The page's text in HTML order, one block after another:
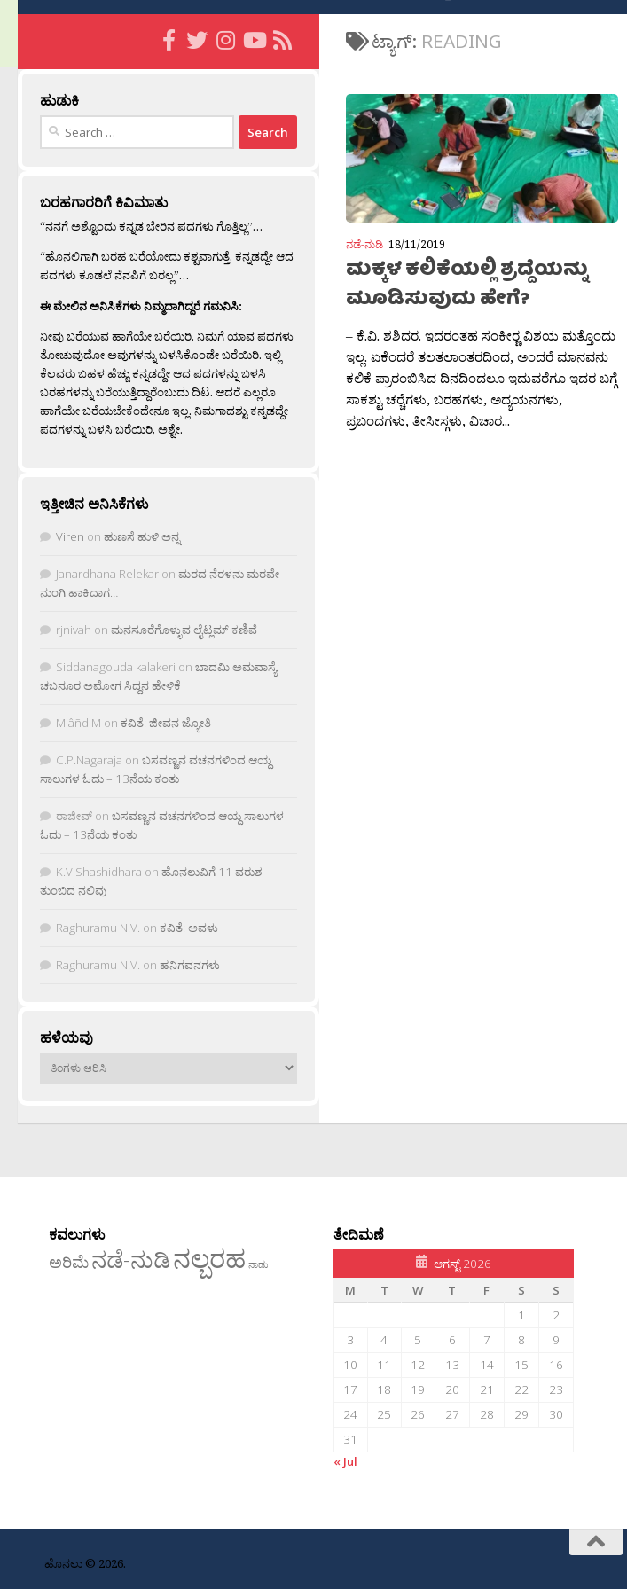
ಟ್ಯಾಗ್: READING
ನಡೆ-ನುಡಿ 18/11/2019
ಮಕ್ಕಳ ಕಲಿಕೆಯಲ್ಲಿ ಶ್ರದ್ದೆಯನ್ನು
ಮೂಡಿಸುವುದು ಹೇಗೆ?
– ಕೆ.ವಿ. ಶಶಿದರ. ಇದರಂತಹ ಸಂಕೀರ‍್ಣ ವಿಶಯ ಮತ್ತೊಂದು
ಇಲ್ಲ. ಏಕೆಂದರೆ ತಲತಲಾಂತರದಿಂದ, ಅಂದರೆ ಮಾನವನು
ಕಲಿಕೆ ಪ್ರಾರಂಬಿಸಿದ ದಿನದಿಂದಲೂ ಇದುವರೆಗೂ ಇದರ ಬಗ್ಗೆ
ಸಾಕಶ್ಟು ಚರ‍್ಚೆಗಳು, ಬರಹಗಳು, ಅದ್ಯಯನಗಳು,
ಪ್ರಬಂದಗಳು, ತೀಸೀಸ್ಗಳು, ವಿಚಾರ...
ಹುಡುಕಿ
Search
ಬರಹಗಾರರಿಗೆ ಕಿವಿಮಾತು
“ನನಗೆ ಅಶ್ಟೊಂದು ಕನ್ನಡ ಬೇರಿನ ಪದಗಳು ಗೊತ್ತಿಲ್ಲ”…
“ಹೊನಲಿಗಾಗಿ ಬರಹ ಬರೆಯೋದು ಕಶ್ಟವಾಗುತ್ತೆ. ಕನ್ನಡದ್ದೇ ಆದ
ಪದಗಳು ಕೂಡಲೆ ನೆನಪಿಗೆ ಬರಲ್ಲ”…
ಈ ಮೇಲಿನ ಅನಿಸಿಕೆಗಳು ನಿಮ್ಮದಾಗಿದ್ದರೆ ಗಮನಿಸಿ:
ನೀವು ಬರೆಯುವ ಹಾಗೆಯೇ ಬರೆಯಿರಿ. ನಿಮಗೆ ಯಾವ ಪದಗಳು
ತೋಚುವುದೋ ಅವುಗಳನ್ನು ಬಳಸಿಕೊಂಡೇ ಬರೆಯಿರಿ. ಇಲ್ಲಿ
ಕೆಲವರು ಬಹಳ ಹೆಚ್ಚು ಕನ್ನಡದ್ದೇ ಆದ ಪದಗಳನ್ನು ಬಳಸಿ
ಬರಹಗಳನ್ನು ಬರೆಯುತ್ತಿದ್ದಾರೆಂಬುದು ದಿಟ. ಆದರೆ ಎಲ್ಲರೂ
ಹಾಗೆಯೇ ಬರೆಯಬೇಕೆಂದೇನೂ ಇಲ್ಲ. ನಿಮಗಾದಶ್ಟು ಕನ್ನಡದ್ದೇ
ಪದಗಳನ್ನು ಬಳಸಿ ಬರೆಯಿರಿ, ಅಶ್ಟೇ.
ಇತ್ತೀಚಿನ ಅನಿಸಿಕೆಗಳು
Viren on ಹುಣಸೆ ಹುಳಿ ಅನ್ನ
Janardhana Relekar on ಮರದ ನೆರಳನು ಮರವೇ
ನುಂಗಿ ಹಾಕಿದಾಗ…
rjnivah on ಮನಸೂರೆಗೊಳ್ಳುವ ಲೈಟ್ಲಮ್ ಕಣಿವೆ
Siddanagouda kalakeri on ಬಾದಮಿ ಅಮವಾಸ್ಯೆ:
ಚಬನೂರ ಅಮೋಗ ಸಿದ್ದನ ಹೇಳಿಕೆ
M âñd M on ಕವಿತೆ: ಜೀವನ ಜ್ಯೋತಿ
C.P.Nagaraja on ಬಸವಣ್ಣನ ವಚನಗಳಿಂದ ಆಯ್ದ
ಸಾಲುಗಳ ಓದು – 13ನೆಯ ಕಂತು
ರಾಜೀವ್ on ಬಸವಣ್ಣನ ವಚನಗಳಿಂದ ಆಯ್ದ ಸಾಲುಗಳ
ಓದು – 13ನೆಯ ಕಂತು
K.V Shashidhara on ಹೊನಲುವಿಗೆ 11 ವರುಶ
ತುಂಬಿದ ನಲಿವು
Raghuramu N.V. on ಕವಿತೆ: ಅವಳು
Raghuramu N.V. on ಹನಿಗವನಗಳು
ಹಳೆಯವು
ಹಳೆಯವು
ಕವಲುಗಳು
ಅರಿಮೆನಡೆ-ನುಡಿನಲ್ಬರಹ ನಾಡು
ತೇದಿಮಣೆ
ಆಗಸ್ಟ್ 2026
M
T W T F S
S
1
2
3
4 5 6 7 8
9
10
11 12 13 14 15
16
17
18 19 20 21 22
23
24
25 26 27 28 29
30
31
« Jul
ಹೊನಲು © 2026.